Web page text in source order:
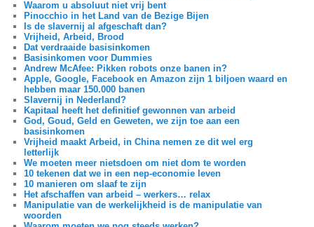
Waarom u absoluut niet vrij bent
Pinocchio in het Land van de Bezige Bijen
Is de slavernij al afgeschaft dan?
Vrijheid, Arbeid, Brood
Dat verdraaide basisinkomen
Basisinkomen voor Dummies
Andrew McAfee: Pikken robots onze banen in?
Apple, Google, Facebook en Amazon zijn 1 biljoen waard en
hebben maar 150.000 banen
Slavernij in Nederland?
Kapitaal heeft het definitief gewonnen van arbeid
God, Goud, Geld en Geweten, we zijn toe aan een
basisinkomen
Vrijheid maakt Arbeid, in China nemen ze dit wel erg
letterlijk
We moeten meer nietsdoen om niet dom te worden
10 tekenen dat we in een nep-economie leven
10 manieren om slaaf te zijn
Het afschaffen van arbeid – werkers… relax
Manipulatie van de werkelijkheid is de manipulatie van
woorden